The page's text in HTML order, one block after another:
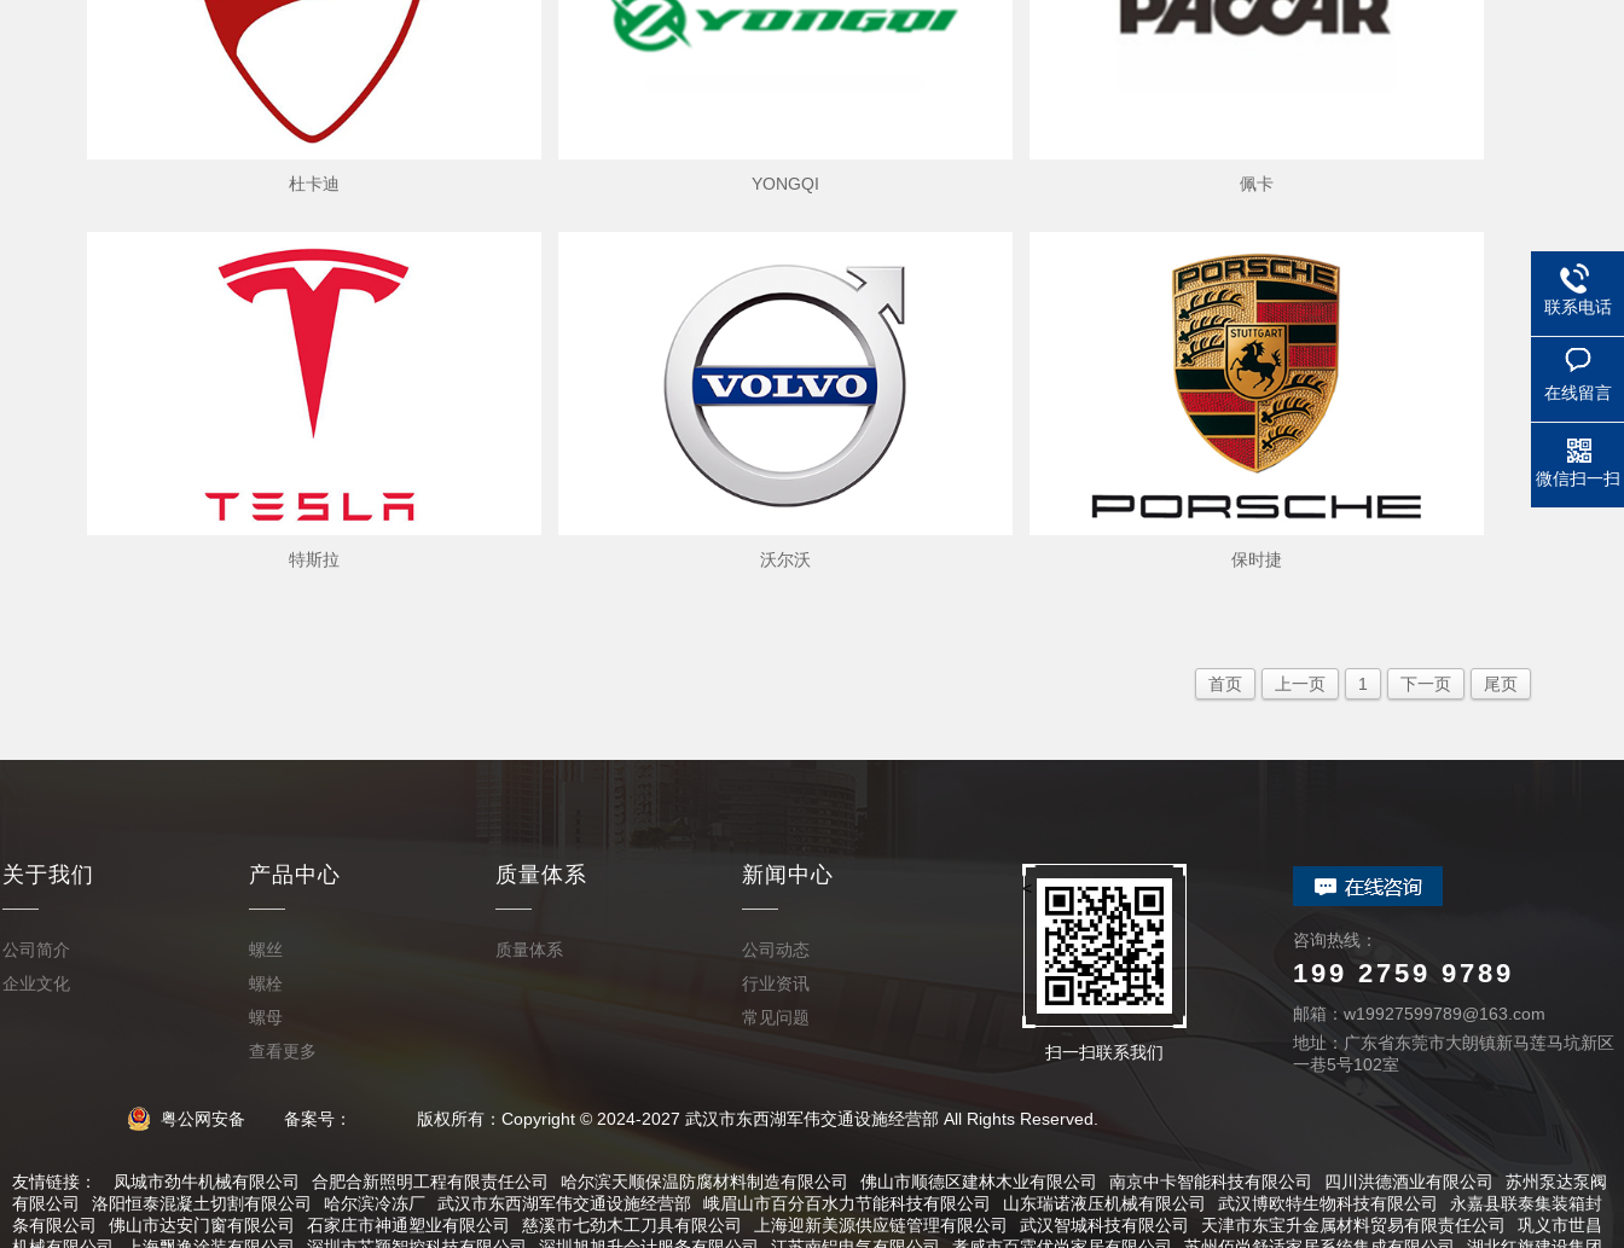
杜卡迪 YONGQI 佩卡
特斯拉 沃尔沃 保时捷
首页 上一页 1 下一页 尾页
关于我们
公司简介
企业文化
产品中心
螺丝
螺栓
螺母
查看更多
质量体系
质量体系
新闻中心
公司动态
行业资讯
常见问题
扫一扫联系我们
<
咨询热线：
199 2759 9789
邮箱：w19927599789@163.com
地址：广东省东莞市大朗镇新马莲马坑新区
一巷5号102室
粤公网安备 备案号： 版权所有：Copyright © 2024-2027 武汉市东西湖军伟交通设施经营部 All Rights Reserved.
联系电话
在线留言
微信扫一扫
友情链接： 凤城市劲牛机械有限公司 合肥合新照明工程有限责任公司 哈尔滨天顺保温防腐材料制造有限公司 佛山市顺德区建林木业有限公司 南京中卡智能科技有限公司 四川洪德酒业有限公司
苏州泵达泵阀
有限公司
洛阳恒泰混凝土切割有限公司 哈尔滨冷冻厂 武汉市东西湖军伟交通设施经营部 峨眉山市百分百水力节能科技有限公司 山东瑞诺液压机械有限公司 武汉博欧特生物科技有限公司
永嘉县联泰集装箱封
条有限公司
佛山市达安门窗有限公司 石家庄市神通塑业有限公司 慈溪市七劲木工刀具有限公司 上海迎新美源供应链管理有限公司 武汉智城科技有限公司 天津市东宝升金属材料贸易有限责任公司
巩义市世昌